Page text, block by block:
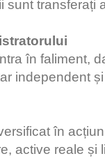
sunt transferați
în faliment,
independent
în
active reale și